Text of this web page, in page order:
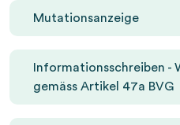
Mutationsanzeige
Informationsschreiben -
gemäss Artikel 47a BVG